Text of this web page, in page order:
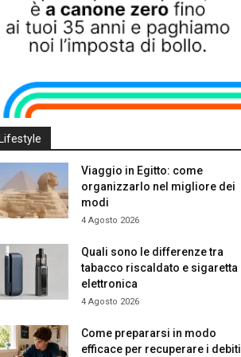
Viaggio in Egitto: come
organizzarlo nel migliore dei
modi
4 Agosto 2026
Quali sono le differenze tra
tabacco riscaldato e sigaretta
elettronica
4 Agosto 2026
Come prepararsi in modo
efficace per recuperare i debiti